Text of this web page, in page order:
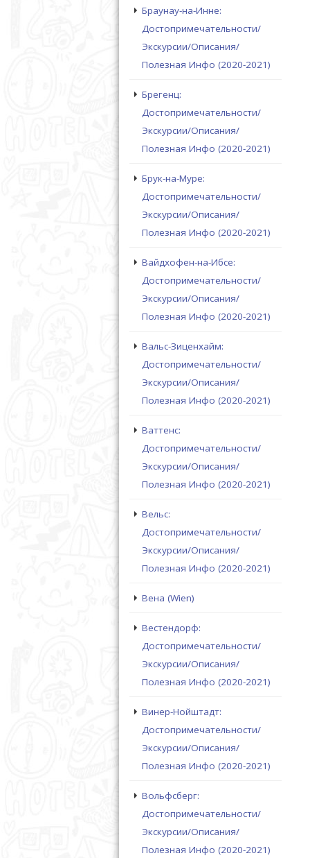
Браунау-на-Инне:
Достопримечательности/
Экскурсии/Описания/
Полезная Инфо (2020-2021)
Брегенц:
Достопримечательности/
Экскурсии/Описания/
Полезная Инфо (2020-2021)
Брук-на-Муре:
Достопримечательности/
Экскурсии/Описания/
Полезная Инфо (2020-2021)
Вайдхофен-на-Ибсе:
Достопримечательности/
Экскурсии/Описания/
Полезная Инфо (2020-2021)
Вальс-Зиценхайм:
Достопримечательности/
Экскурсии/Описания/
Полезная Инфо (2020-2021)
Ваттенс:
Достопримечательности/
Экскурсии/Описания/
Полезная Инфо (2020-2021)
Вельс:
Достопримечательности/
Экскурсии/Описания/
Полезная Инфо (2020-2021)
Вена (Wien)
Вестендорф:
Достопримечательности/
Экскурсии/Описания/
Полезная Инфо (2020-2021)
Винер-Нойштадт:
Достопримечательности/
Экскурсии/Описания/
Полезная Инфо (2020-2021)
Вольфсберг:
Достопримечательности/
Экскурсии/Описания/
Полезная Инфо (2020-2021)